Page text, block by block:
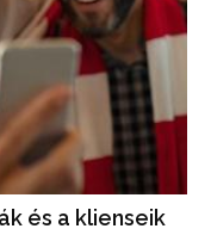
és a klienseik